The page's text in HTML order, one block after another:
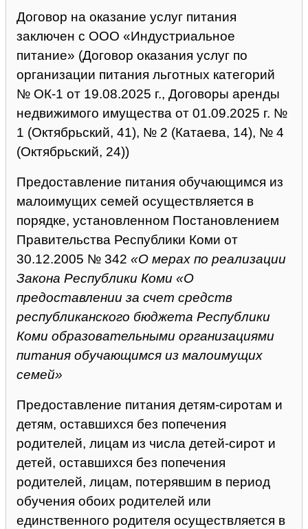
Договор на оказание услуг питания
заключен с ООО «Индустриальное
питание» (Договор оказания услуг по
организации питания льготных категорий
№ ОК-1 от 19.08.2025 г., Договоры аренды
недвижимого имущества от 01.09.2025 г. №
1 (Октябрьский, 41), № 2 (Катаева, 14), № 4
(Октябрьский, 24))
Предоставление питания обучающимся из
малоимущих семей осуществляется в
порядке, установленном Постановлением
Правительства Республики Коми от
30.12.2005 № 342 «О мерах по реализации
Закона Республики Коми «О
предоставлении за счет средств
республиканского бюджета Республики
Коми образовательными организациями
питания обучающимся из малоимущих
семей»
Предоставление питания детям-сиротам и
детям, оставшихся без попечения
родителей, лицам из числа детей-сирот и
детей, оставшихся без попечения
родителей, лицам, потерявшим в период
обучения обоих родителей или
единственного родителя осуществляется в